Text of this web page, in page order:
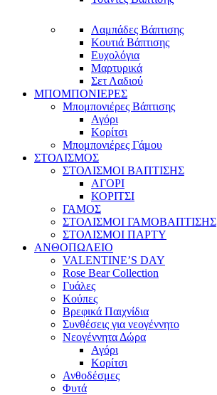
Λαμπάδες Βάπτισης
Κουτιά Βάπτισης
Ευχολόγια
Μαρτυρικά
Σετ Λαδιού
ΜΠΟΜΠΟΝΙΕΡΕΣ
Μπομπονιέρες Βάπτισης
Αγόρι
Κορίτσι
Μπομπονιέρες Γάμου
ΣΤΟΛΙΣΜΟΣ
ΣΤΟΛΙΣΜΟΙ ΒΑΠΤΙΣΗΣ
ΑΓΟΡΙ
ΚΟΡΙΤΣΙ
ΓΑΜΟΣ
ΣΤΟΛΙΣΜΟΙ ΓΑΜΟΒΑΠΤΙΣΗΣ
ΣΤΟΛΙΣΜΟΙ ΠΑΡΤΥ
ΑΝΘΟΠΩΛΕΙΟ
VALENTINE’S DAY
Rose Bear Collection
Γυάλες
Κούπες
Βρεφικά Παιχνίδια
Συνθέσεις για νεογέννητο
Νεογέννητα Δώρα
Αγόρι
Κορίτσι
Ανθοδέσμες
Φυτά